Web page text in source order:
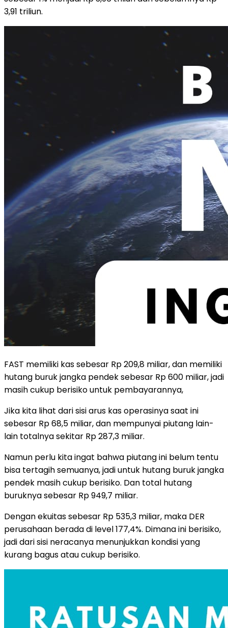
3,91 triliun.
FAST memiliki kas sebesar Rp 209,8 miliar, dan memiliki
hutang buruk jangka pendek sebesar Rp 600 miliar, jadi
masih cukup berisiko untuk pembayarannya,
Jika kita lihat dari sisi arus kas operasinya saat ini
sebesar Rp 68,5 miliar, dan mempunyai piutang lain-
lain totalnya sekitar Rp 287,3 miliar.
Namun perlu kita ingat bahwa piutang ini belum tentu
bisa tertagih semuanya, jadi untuk hutang buruk jangka
pendek masih cukup berisiko. Dan total hutang
buruknya sebesar Rp 949,7 miliar.
Dengan ekuitas sebesar Rp 535,3 miliar, maka DER
perusahaan berada di level 177,4%. Dimana ini berisiko,
jadi dari sisi neracanya menunjukkan kondisi yang
kurang bagus atau cukup berisiko.